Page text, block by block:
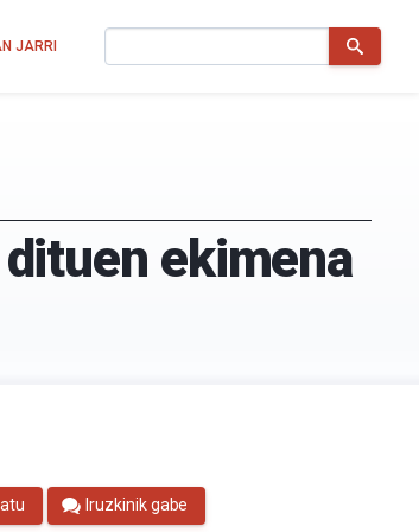
JARRI
ekimena
Iruzkinik gabe